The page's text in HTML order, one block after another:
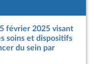
février 2025 visant
soins et dispositifs
du sein par